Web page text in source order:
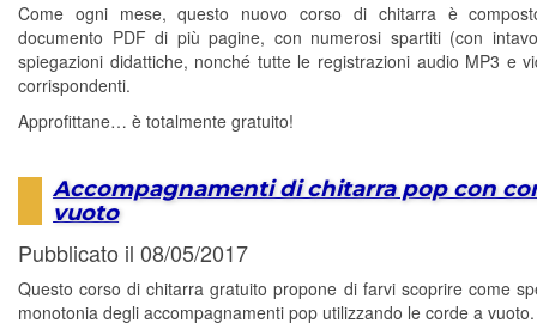
Come ogni mese, questo nuovo corso di chitarra è
documento PDF di più pagine, con numerosi spartiti (con
spiegazioni didattiche, nonché tutte le registrazioni audio MP3 e
corrispondenti.
Approfittane… è totalmente gratuito!
Accompagnamenti di chitarra pop con
vuoto
Pubblicato il 08/05/2017
Questo corso di chitarra gratuito propone di farvi scoprire come
monotonia degli accompagnamenti pop utilizzando le corde a vuoto.